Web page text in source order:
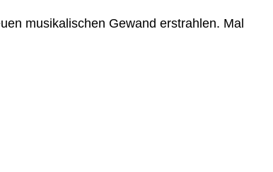
musikalischen Gewand erstrahlen. Mal